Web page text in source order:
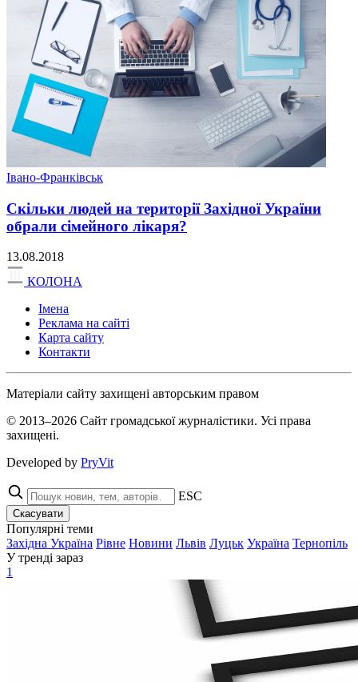
Івано-Франківськ
Скільки людей на території Західної України
обрали сімейного лікаря?
13.08.2018
КОЛОНА
Імена
Реклама на сайті
Карта сайту
Контакти
Матеріали сайту захищені авторським правом
© 2013–2026 Сайт громадської журналістики. Усі права
захищені.
Developed by PryVit
ESC
Скасувати
Популярні теми
Західна Україна Рівне Новини Львів Луцьк Україна Тернопіль
У тренді зараз
1